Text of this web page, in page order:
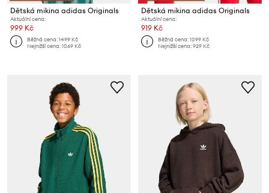
Dětská mikina adidas Originals
Aktuální cena:
999 Kč
Běžná cena:1499 Kč
Nejnižší cena:1069 Kč
Dětská mikina adidas Originals
Aktuální cena:
919 Kč
Běžná cena:1099 Kč
Nejnižší cena:929 Kč